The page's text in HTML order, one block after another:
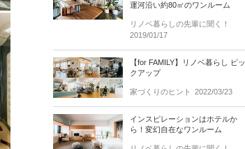
運河沿い約80㎡のワンルーム
リノベ暮らしの先輩に聞く！
2019/01/17
【for FAMILY】リノベ暮らし ピッ
クアップ
家づくりのヒント 2022/03/23
インスピレーションはホテルか
ら！変幻自在なワンルーム